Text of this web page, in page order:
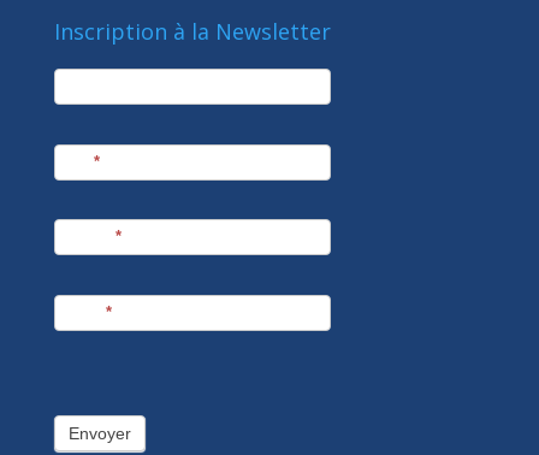
Inscription à la Newsletter
newsletter
*
*
*
Envoyer